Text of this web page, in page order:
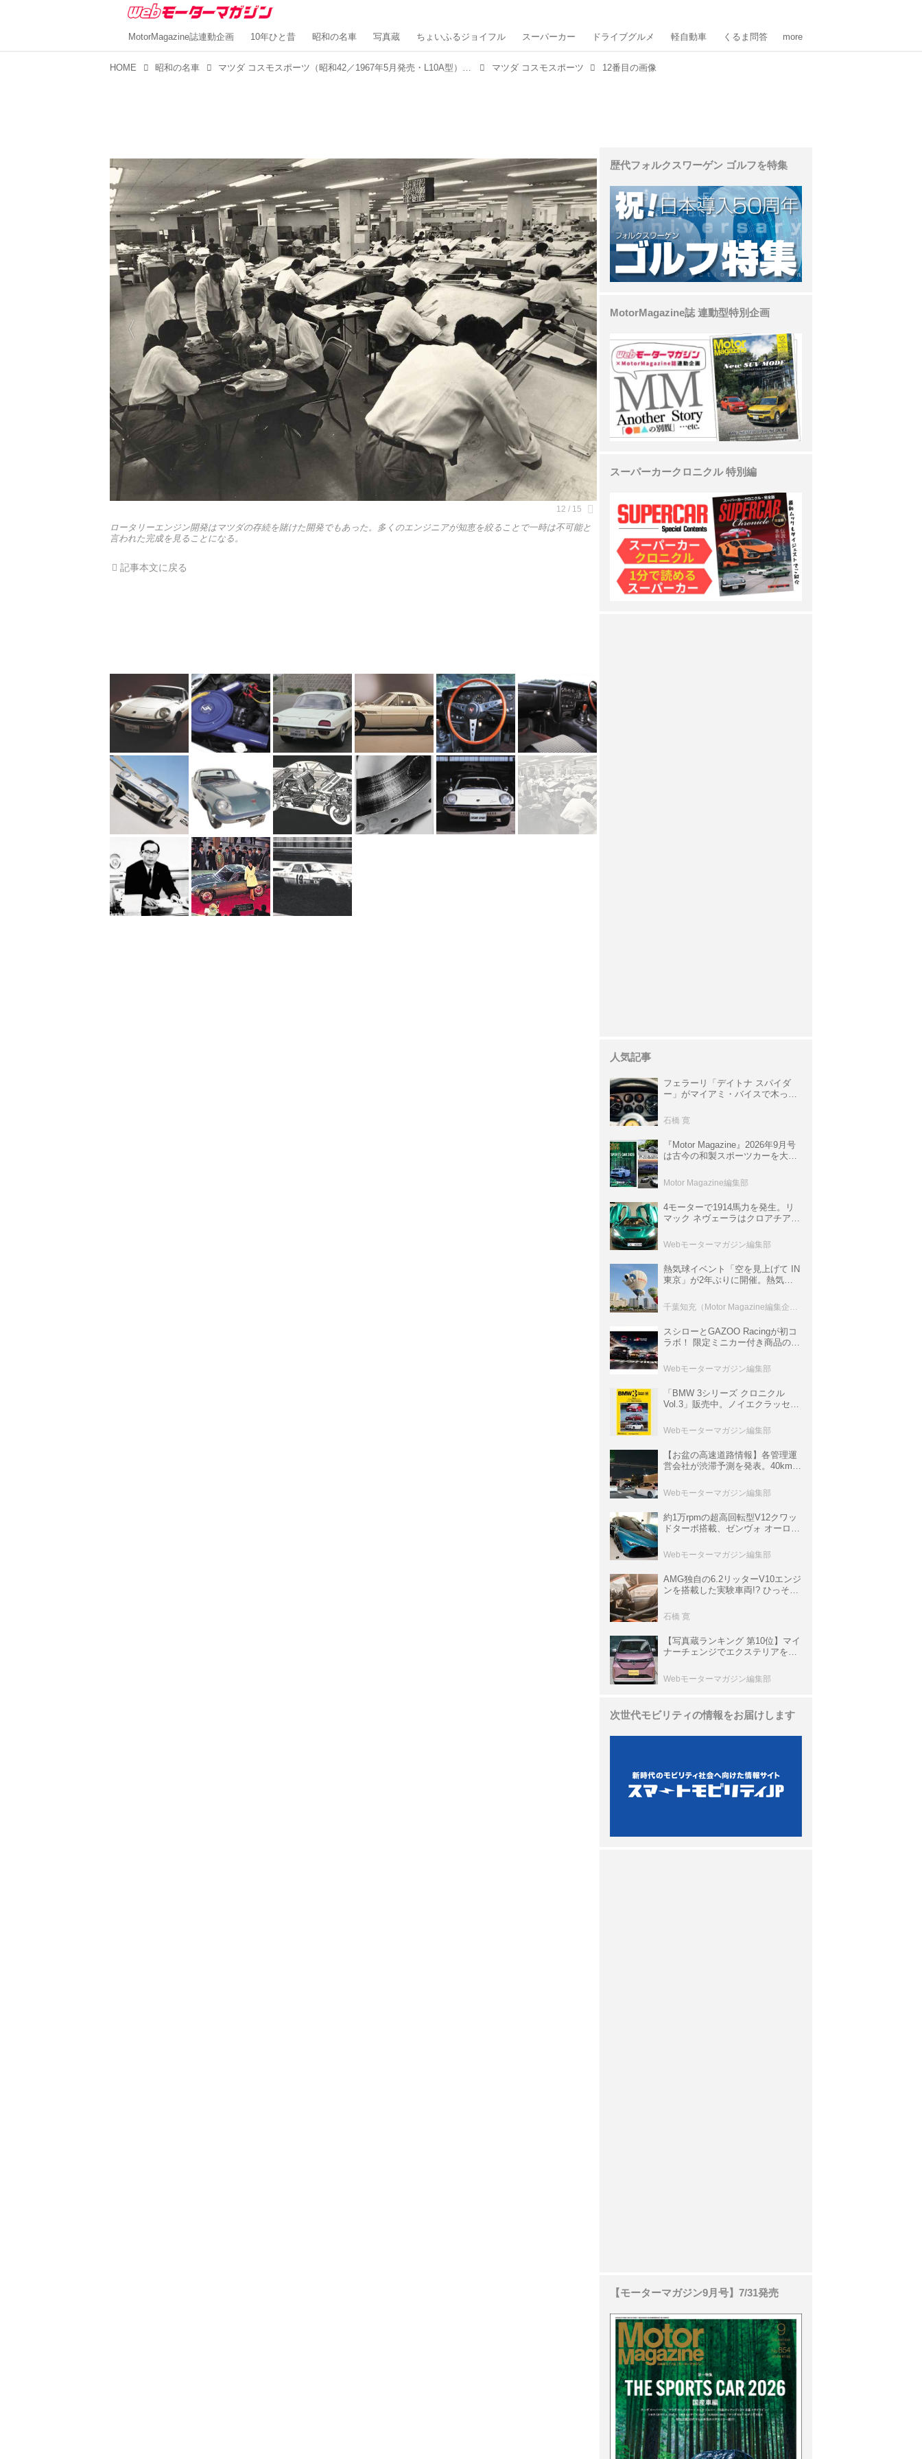
MotorMagazine誌連動企画 10年ひと昔 昭和の名車 写真蔵 ちょいふるジョイフル スーパーカー ドライブグルメ 軽自動車 くるま問答 more
HOME 昭和の名車 マツダ コスモスポーツ（昭和42／1967年5月発売・L10A型） 【昭和の名車・完全版ダイジェスト038】 マツダ コスモスポーツ 12番目の画像
ロータリーエンジン開発はマツダの存続を賭けた開発でもあった。多くのエンジニアが知恵を絞ることで一時は不可能と
言われた完成を見ることになる。
記事本文に戻る
歴代フォルクスワーゲン ゴルフを特集
MotorMagazine誌 連動型特別企画
スーパーカークロニクル 特別編
人気記事
フェラーリ「デイトナ スパイダ
ー」がマイアミ・バイスで木っ端
サ」に化けた理由
石橋 寛
『Motor Magazine』2026年9月号
は古今の和製スポーツカーを大特
情報も満載
Motor Magazine編集部
4モーターで1914馬力を発生。リ
マック ネヴェーラはクロアチア発
ロニクル・完全版／115】
Webモーターマガジン編集部
熱気球イベント「空を見上げて IN
東京」が2年ぶりに開催。熱気球
室などのコンテンツも
スシローとGAZOO Racingが初コ
ラボ！ 限定ミニカー付き商品の
ト体験があたる抽選企画などを展
開
Webモーターマガジン編集部
「BMW 3シリーズ クロニクル
Vol.3」販売中。ノイエクラッセか
ムック
Webモーターマガジン編集部
【お盆の高速道路情報】各管理運
営会社が渋滞予測を発表。40km以
数ある
Webモーターマガジン編集部
約1万rpmの超高回転型V12クワッ
ドターボ搭載、ゼンヴォ オーロラ
イパーカー【スーパーカークロニ
クル・完全版／116】
Webモーターマガジン編集部
AMG独自の6.2リッターV10エンジ
ンを搭載した実験車両!? ひっそり
P900 プロトタイプ」とは
石橋 寛
【写真蔵ランキング 第10位】マイ
ナーチェンジでエクステリアを刷
クラ」
Webモーターマガジン編集部
次世代モビリティの情報をお届けします
【モーターマガジン9月号】7/31発売